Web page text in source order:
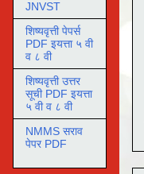
JNVST
शिष्यवृत्ती पेपर्स
PDF इयत्ता ५ वी
व ८ वी
शिष्यवृत्ती उत्तर
सूची PDF इयत्ता
५ वी व ८ वी
NMMS सराव
पेपर PDF